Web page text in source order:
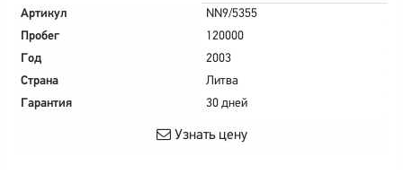
Артикул
NN9/5355
Пробег
120000
Год
2003
Страна
Литва
Гарантия
30 дней
Узнать цену